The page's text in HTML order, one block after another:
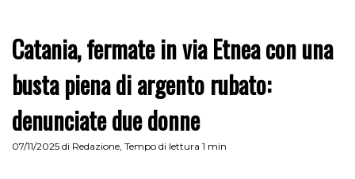
Catania, fermate in via Etnea con una
busta piena di argento rubato:
denunciate due donne
07/11/2025 di Redazione, Tempo di lettura 1 min